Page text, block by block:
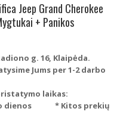
Jeep Grand Cherokee
+ Panikos
g. 16, Klaipėda.
Jums per 1-2 darbo
laikas:
* Kitos prekių